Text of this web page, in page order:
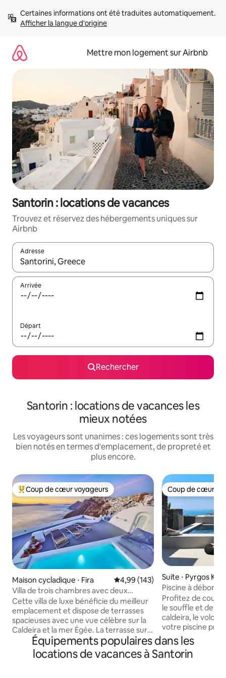
directement
Afficher la langue d'origine
Mettre mon logement sur Airbnb
Santorin : locations de vacances
Trouvez et réservez des hébergements uniques sur
Airbnb
Adresse
Lorsque les résultats s'affichent, utilisez les flèches vers le
Arrivée
Départ
Rechercher
Santorin : locations de vacances les
mieux notées
Les voyageurs sont unanimes : ces logements sont très
bien notés en termes d'emplacement, de propreté et
plus encore.
Coups de cœur voyageurs les plus appréciés
Coup de cœur voyageurs
Maison cycladique ⋅ Fira Évaluation moyenne sur la
4,99 (143)
Villa de trois chambres avec deux
jacuzzis avec vue sur la caldeira
Cette villa de luxe bénéficie du meilleur
emplacement et dispose de terrasses
spacieuses avec une vue célèbre sur la
Caldeira et la mer Égée. La terrasse sur
le toit dispose d'un jacuzzi chauffé et de
chaises longues confortables. Il y a des
meubles d'extérieur à côté du jacuzzi où
Coup de cœur
Coup de cœur
Suite ⋅ Pyrgos
Piscine à
Vue sur la mer
Profitez de
le souffle et de
caldeira, le volcan
votre piscine
Situé à Pyrgos,
intimité, confort
recoins de Santorin. La villa dispose
Équipements populaires dans les
locations de vacances à Santorin